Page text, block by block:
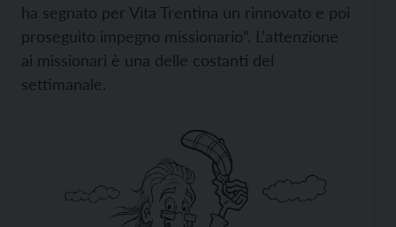
ha segnato per Vita Trentina un rinnovato e poi
proseguito impegno missionario”. L’attenzione
ai missionari è una delle costanti del
settimanale.